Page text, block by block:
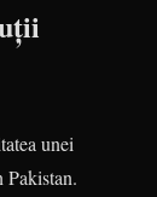
unei
Pakistan.